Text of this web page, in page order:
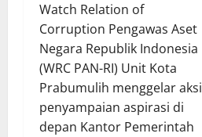
Watch Relation of
Corruption Pengawas Aset
Negara Republik Indonesia
(WRC PAN-RI) Unit Kota
Prabumulih menggelar aksi
penyampaian aspirasi di
depan Kantor Pemerintah